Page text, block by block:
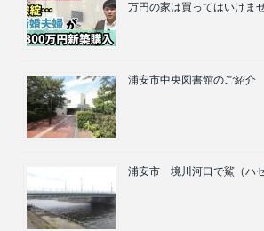
万円の家は買ってはいけま
浦安市中央図書館のご紹介
浦安市 境川河口で鯊（ハ